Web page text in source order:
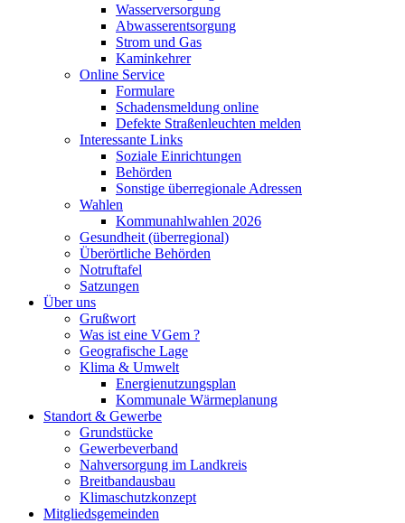
Wasserversorgung
Abwasserentsorgung
Strom und Gas
Kaminkehrer
Online Service
Formulare
Schadensmeldung online
Defekte Straßenleuchten melden
Interessante Links
Soziale Einrichtungen
Behörden
Sonstige überregionale Adressen
Wahlen
Kommunahlwahlen 2026
Gesundheit (überregional)
Überörtliche Behörden
Notruftafel
Satzungen
Über uns
Grußwort
Was ist eine VGem ?
Geografische Lage
Klima & Umwelt
Energienutzungsplan
Kommunale Wärmeplanung
Standort & Gewerbe
Grundstücke
Gewerbeverband
Nahversorgung im Landkreis
Breitbandausbau
Klimaschutzkonzept
Mitgliedsgemeinden